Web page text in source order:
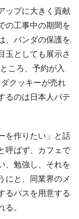
ップに大きく貢献
の工事中の期間を
、パンダの保護を
玉としても展示さ
ころ、予約が入
クッキーが売れ
るのは日本人パテ
を作りたい」と話
呼ばず、カフェで
、勉強し、それを
にと、同業界のメ
るパスを用意する
。